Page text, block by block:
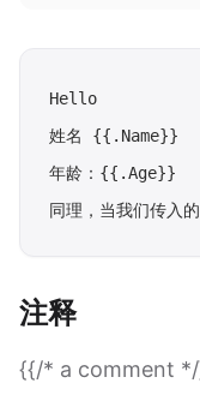
Hello
姓名 {{.Name}}
年龄：{{.Age}}
注释
{{/* a comment